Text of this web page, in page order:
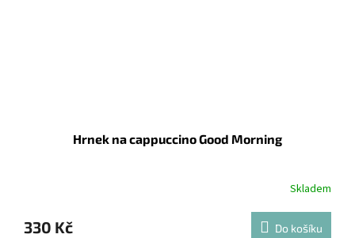
Hrnek na cappuccino Good Morning
Skladem
330 Kč Do košíku